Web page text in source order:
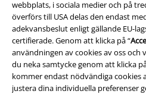
webbplats, i sociala medier och på
överförs till USA delas den endast
adekvansbeslut enligt gällande EU-
certifierade. Genom att klicka på “
användningen av cookies av oss och
du neka samtycke genom att klicka
kommer endast nödvändiga cookies
justera dina individuella preferenser
Avfallshantering och miljöskydd
Försäkran om överensstämmelse
Information om tillgänglighet
Inställningar för cookies